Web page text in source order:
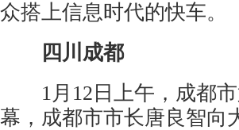
众搭上信息时代的快车。
四川成都
1月12日上午，成都市
幕，成都市市长唐良智向